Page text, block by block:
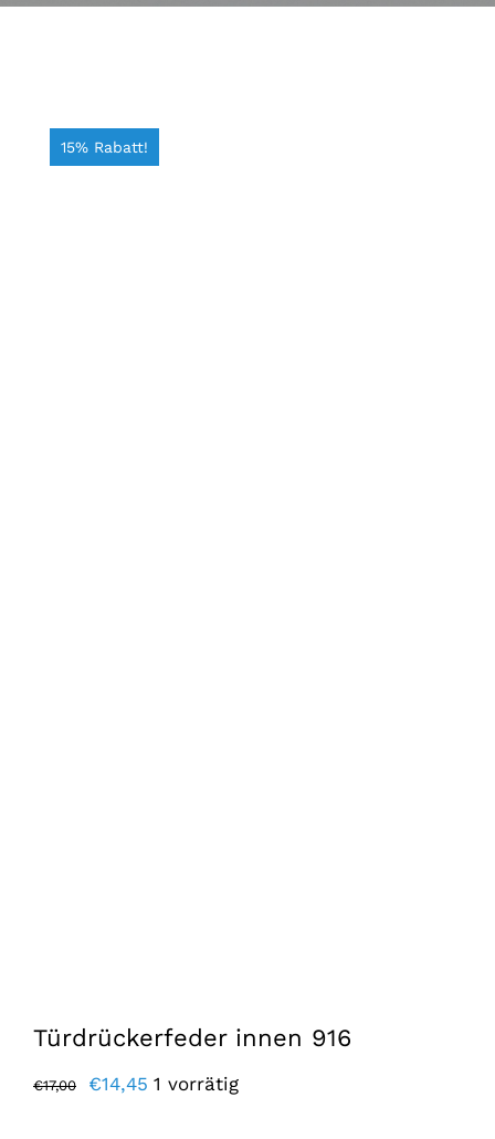
15% Rabatt!
Türdrückerfeder innen 916
€17,00
Der
€14,45 Der
1 vorrätig